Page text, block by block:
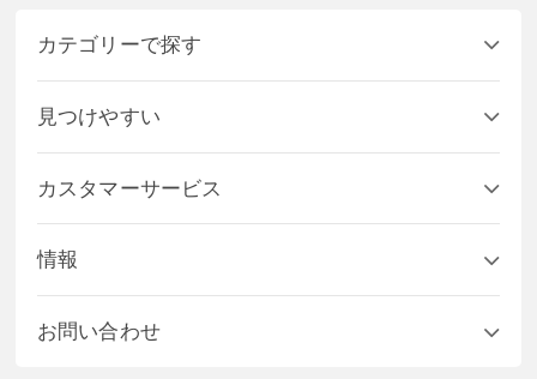
カテゴリーで探す
見つけやすい
カスタマーサービス
情報
お問い合わせ